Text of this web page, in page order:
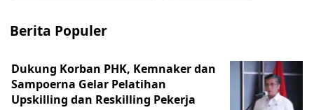
Berita Populer
Dukung Korban PHK, Kemnaker dan
Sampoerna Gelar Pelatihan
Upskilling dan Reskilling Pekerja